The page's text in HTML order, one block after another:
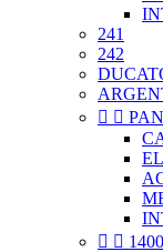
241
242
 
  1400